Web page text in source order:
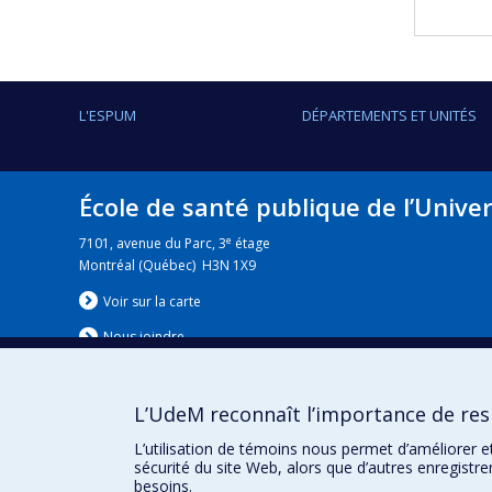
L'ESPUM DÉPARTEMENTS ET UNITÉS
École de santé publique de
7101, avenue du Parc, 3e étage
Montréal (Québec) H3N 1X9
Voir sur la carte
Nous joindre
Nouvelles |Événement
L’UdeM reconnaît l’importance de
L’utilisation de témoins nous permet
sécurité du site Web, alors que d’autres
besoins.